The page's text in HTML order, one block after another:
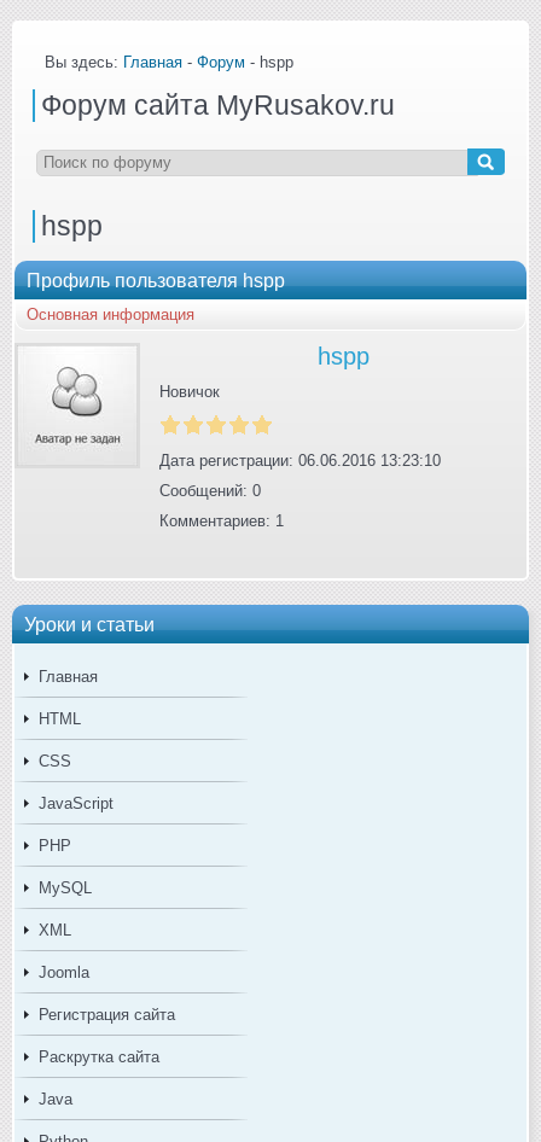
Уроки и статьи
Главная
HTML
CSS
JavaScript
PHP
MySQL
XML
Joomla
Регистрация сайта
Раскрутка сайта
Java
Вы здесь: Главная - Форум - hspp
Форум сайта MyRusakov.ru
hspp
Профиль пользователя hspp
Основная информация
hspp
Новичок
Дата регистрации: 06.06.2016 13:23:10
Сообщений: 0
Комментариев: 1